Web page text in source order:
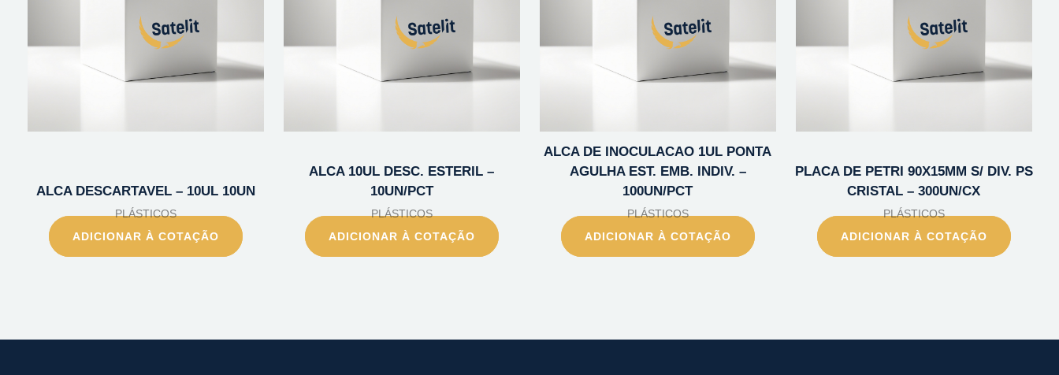
ALCA DESCARTAVEL – 10UL 10UN
PLÁSTICOS
ADICIONAR À COTAÇÃO
ALCA 10UL DESC. ESTERIL –
10UN/PCT
PLÁSTICOS
ADICIONAR À COTAÇÃO
ALCA DE INOCULACAO 1UL PONTA
AGULHA EST. EMB. INDIV. –
100UN/PCT
PLÁSTICOS
ADICIONAR À COTAÇÃO
PLACA DE PETRI 90X15MM S/ DIV. PS
CRISTAL – 300UN/CX
PLÁSTICOS
ADICIONAR À COTAÇÃO